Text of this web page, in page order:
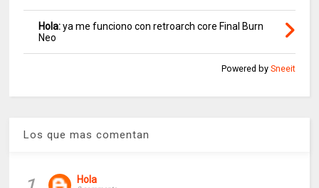
Hola:ya me funciono con retroarch core Final Burn
Neo
Powered by Sneeit
Los que mas comentan
Hola